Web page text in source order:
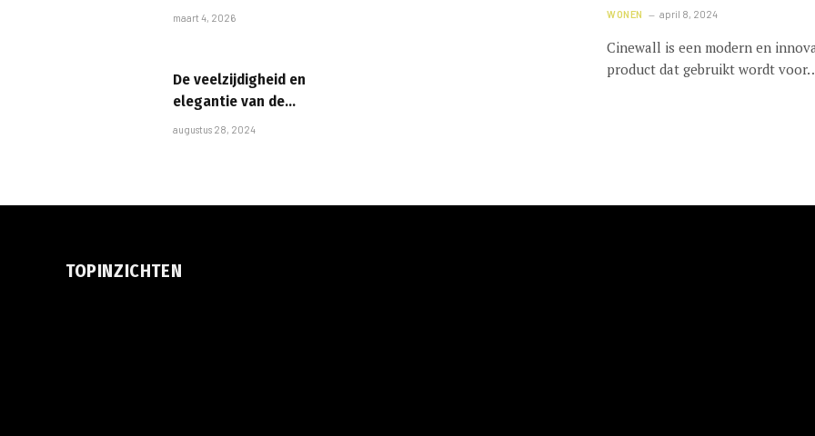
maart 4, 2026
De veelzijdigheid en
elegantie van de
Artemide Tolomeo
augustus 28, 2024
WONEN april 8, 2024
Cinewall is een modern en
product dat gebruikt wordt
TOPINZICHTEN